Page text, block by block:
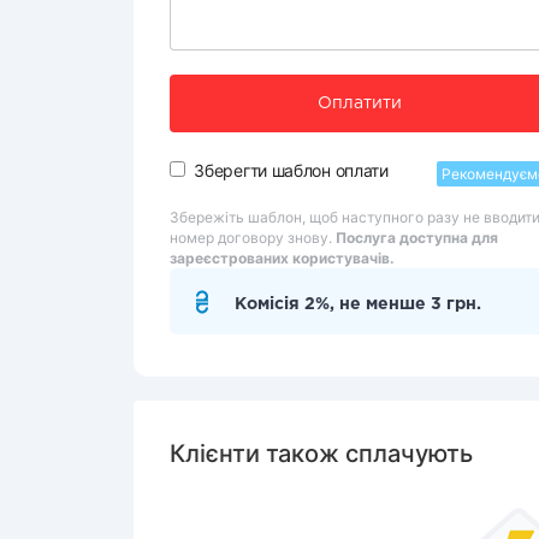
Оплатити
Зберегти шаблон оплати
Збережіть шаблон, щоб наступного разу не вводити
номер договору знову. Послуга доступна для
зареєстрованих користувачів.
Комісія 2%, не менше 3 грн.
Клієнти також сплачують